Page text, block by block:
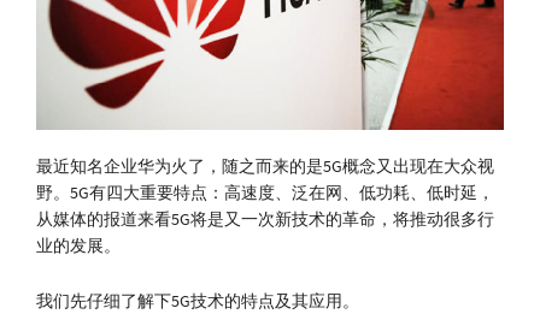
最近知名企业华为火了，随之而来的是5G概念又出现在大众视
野。5G有四大重要特点：高速度、泛在网、低功耗、低时延，
从媒体的报道来看5G将是又一次新技术的革命，将推动很多行
业的发展。
我们先仔细了解下5G技术的特点及其应用。